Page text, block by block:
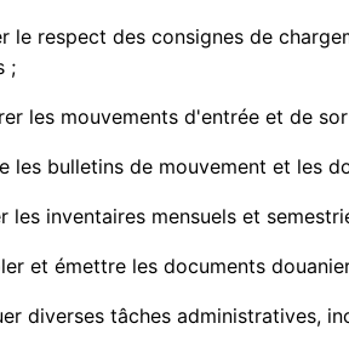
le respect des consignes de
;
les mouvements d'entrée et de
les bulletins de mouvement et les
les inventaires mensuels et
et émettre les documents
diverses tâches administratives,